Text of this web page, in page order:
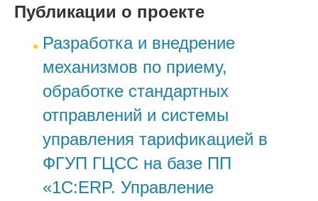
Публикации о проекте
Разработка и внедрение
механизмов по приему,
обработке стандартных
отправлений и системы
управления тарификацией в
ФГУП ГЦСС на базе ПП
«1C:ERP. Управление